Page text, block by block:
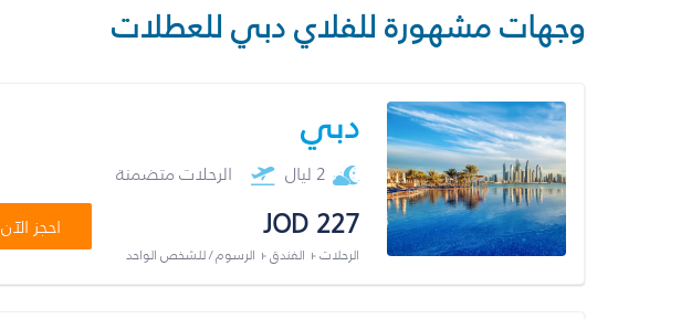
وجهات مشهورة للفلاي دبي للعطلات
دبي
2 ليال الرحلات متضمنة
JOD 227
الرحلات + الفندق + الرسوم / للشخص الواحد
احجز الآن